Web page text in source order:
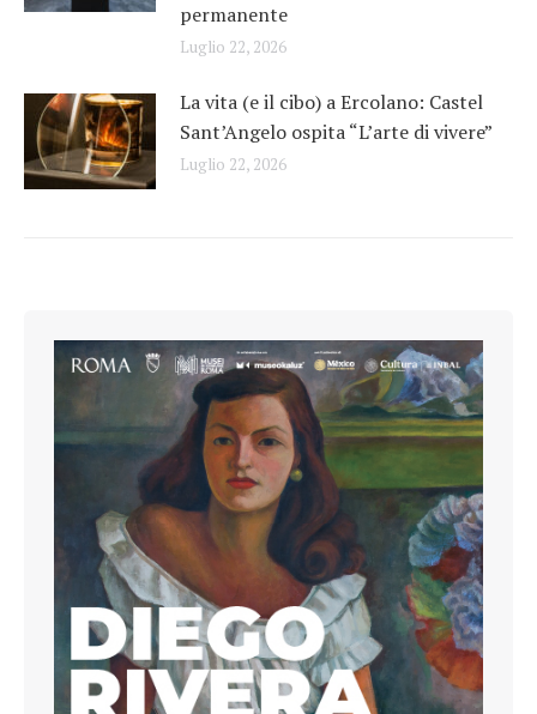
permanente
Luglio 22, 2026
La vita (e il cibo) a Ercolano: Castel
Sant’Angelo ospita “L’arte di vivere”
Luglio 22, 2026